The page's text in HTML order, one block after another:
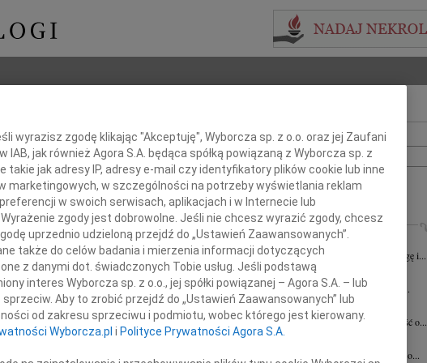
Imię i nazwisko lub numer ogłoszenia:
+ szukanie zaawansowane
INNE NEKROLOGI
07.08.2026Katowice
Z wielkim smutkiem żegnamy naszego Kolegę i...
06.08.2026Katowice
Drogiej Koleżance Sabinie Kacan składamy...
Marcin Kurek 24.07.2026 Katowice
Z głębokim smutkiem przyjęliśmy wiadomość o...
Tadeusz Zając
Z głębokim smutkiem przyjąłem wiadomość o...
wyrazisz zgodę klikając "Akceptuję", Wyborcza sp. z o.o. oraz jej Zaufani
IAB, jak również Agora S.A. będąca spółką powiązaną z Wyborcza sp. z
jak adresy IP, adresy e-mail czy identyfikatory plików cookie lub inne
marketingowych, w szczególności na potrzeby wyświetlania reklam
w swoich serwisach, aplikacjach i w Internecie lub
zgody jest dobrowolne. Jeśli nie chcesz wyrazić zgody, chcesz
uprzednio udzieloną przejdź do „Ustawień Zaawansowanych”.
także do celów badania i mierzenia informacji dotyczących
z danymi dot. świadczonych Tobie usług. Jeśli podstawą
interes Wyborcza sp. z o.o., jej spółki powiązanej – Agora S.A. – lub
Aby to zrobić przejdź do „Ustawień Zaawansowanych” lub
od zakresu sprzeciwu i podmiotu, wobec którego jest kierowany.
Wyborcza.pl i Polityce Prywatności Agora S.A.